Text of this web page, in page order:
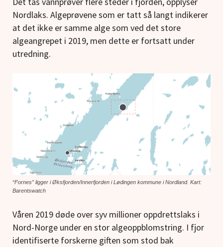
Nordlaks. Algeprøvene som er tatt så langt indikerer
at det ikke er samme alge som ved det store
algeangrepet i 2019, men dette er fortsatt under
utredning.
“Fornes” ligger i Øksfjorden/Innerfjorden i Lødingen kommune i Nordland. Kart:
Barentswatch
Våren 2019 døde over syv millioner oppdrettslaks i
Nord-Norge under en stor algeoppblomstring. I fjor
identifiserte forskerne giften som stod bak